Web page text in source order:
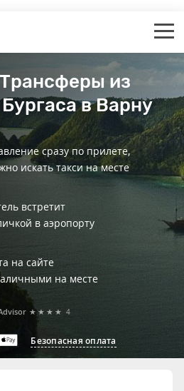
из
в Варну
сразу по прилете,
искать такси на месте
встретит
в аэропорту
на сайте
на месте
Безопасная оплата
★★★★ 4